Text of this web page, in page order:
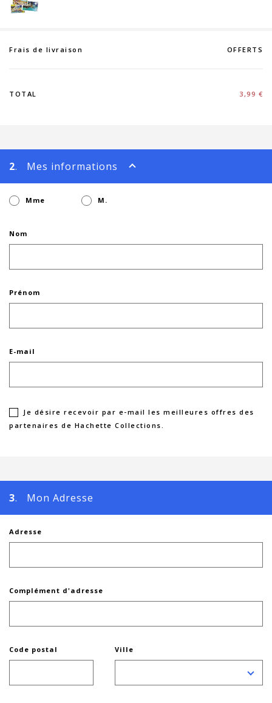
Frais de livraison OFFERTS
TOTAL 3,99 €
2. Mes informations
Mme M.
Nom
Prénom
E-mail
Je désire recevoir par e-mail les meilleures offres des
partenaires de Hachette Collections.
3. Mon Adresse
Adresse
Complément d'adresse
Code postal Ville